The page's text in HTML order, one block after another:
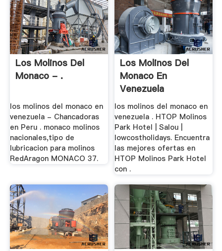
Los Molinos Del
Monaco - .
los molinos del monaco en
venezuela - Chancadoras
en Peru . monaco molinos
nacionales,tipo de
lubricacion para molinos
RedAragon MONACO 37.
Los Molinos Del
Monaco En
Venezuela
los molinos del monaco en
venezuela . HTOP Molinos
Park Hotel | Salou |
lowcostholidays. Encuentra
las mejores ofertas en
HTOP Molinos Park Hotel
con .